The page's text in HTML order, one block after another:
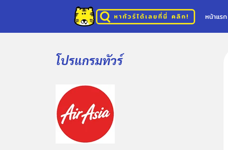
หน้าแรก
โปรแกรมทัวร์